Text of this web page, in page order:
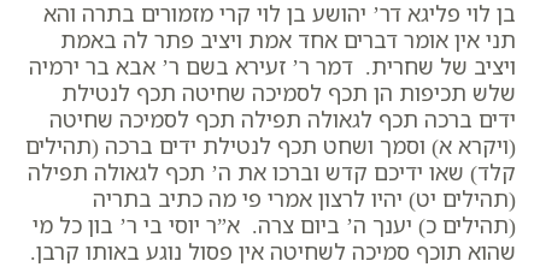
בן לוי פליגא דר’ יהושע בן לוי קרי מזמורים בתרה והא
תני אין אומר דברים אחד אמת ויציב פתר לה באמת
ויציב של שחרית. דמר ר’ זעירא בשם ר’ אבא בר ירמיה
שלש תכיפות הן תכף לסמיכה שחיטה תכף לנטילת
ידים ברכה תכף לגאולה תפילה תכף לסמיכה שחיטה
(ויקרא א) וסמך ושחט תכף לנטילת ידים ברכה (תהילים
קלד) שאו ידיכם קדש וברכו את ה’ תכף לגאולה תפילה
(תהילים יט) יהיו לרצון אמרי פי מה כתיב בתריה
(תהילים כ) יענך ה’ ביום צרה. א”ר יוסי בי ר’ בון כל מי
שהוא תוכף סמיכה לשחיטה אין פסול נוגע באותו קרבן.